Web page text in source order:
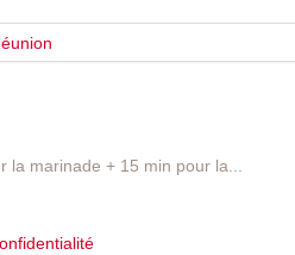
marinade + 15 min pour la...